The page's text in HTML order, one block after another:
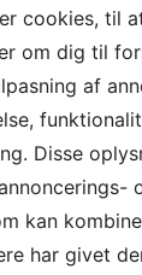
& betaling
du have dit
cookies, til
om dig til
af
Disse
kan
har givet